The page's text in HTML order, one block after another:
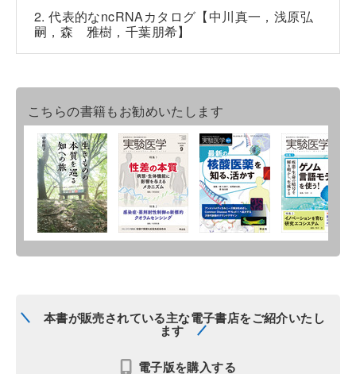
2. 代表的なncRNAカタログ【中川真一，浅原弘
嗣，森 雅樹，千葉朋希】
こちらの書籍もお勧めいたします
本書が販売されている主な電子書店をご紹介いたし
ます
電子版を購入する